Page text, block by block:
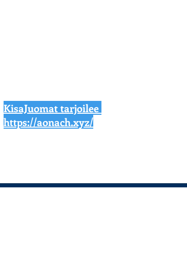
KisaJuomat tarjoilee
https://aonach.xyz/
News